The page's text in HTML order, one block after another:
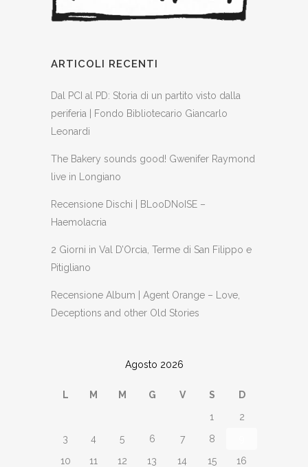
ARTICOLI RECENTI
Dal PCI al PD: Storia di un partito visto dalla
periferia | Fondo Bibliotecario Giancarlo
Leonardi
The Bakery sounds good! Gwenifer Raymond
live in Longiano
Recensione Dischi | BLooDNoISE –
Haemolacria
2 Giorni in Val D’Orcia, Terme di San Filippo e
Pitigliano
Recensione Album | Agent Orange – Love,
Deceptions and other Old Stories
Agosto 2026
L M M G V S
D
1
2
3
4 5 6 7 8
10
11 12 13 14 15
16